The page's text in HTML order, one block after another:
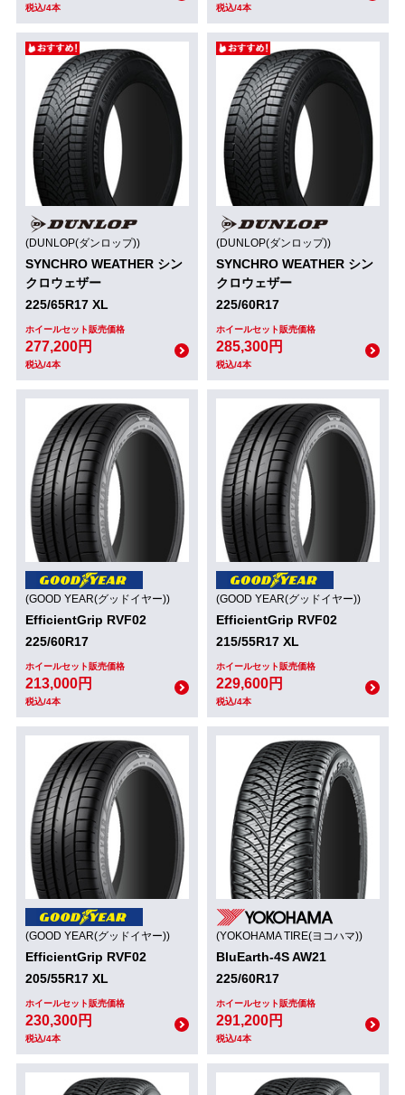
税込/4本 税込/4本
(DUNLOP(ダンロップ))
SYNCHRO WEATHER シン
クロウェザー
225/65R17 XL
ホイールセット販売価格
277,200円
税込/4本
(DUNLOP(ダンロップ))
SYNCHRO WEATHER シン
クロウェザー
225/60R17
ホイールセット販売価格
285,300円
税込/4本
(GOOD YEAR(グッドイヤー))
EfficientGrip RVF02
225/60R17
ホイールセット販売価格
213,000円
税込/4本
(GOOD YEAR(グッドイヤー))
EfficientGrip RVF02
215/55R17 XL
ホイールセット販売価格
229,600円
税込/4本
(GOOD YEAR(グッドイヤー))
EfficientGrip RVF02
205/55R17 XL
ホイールセット販売価格
230,300円
税込/4本
(YOKOHAMA TIRE(ヨコハマ))
BluEarth-4S AW21
225/60R17
ホイールセット販売価格
291,200円
税込/4本